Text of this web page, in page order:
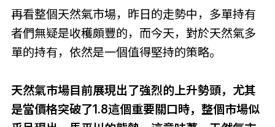
再看整個天然氣市場，昨日的走勢中，多單持有
者們無疑是收穫頗豐的，而今天，對於天然氣多
單的持有，依然是一個值得堅持的策略。
天然氣市場目前展現出了強烈的上升勢頭，尤其
是當價格突破了1.8這個重要關口時，整個市場似